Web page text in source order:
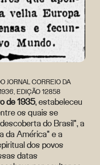
JORNAL CORREIO DA
EDIÇÃO 12858
de 1935, estabeleceu
os quais se
do Brasil", a
da América" e a
dos povos
datas